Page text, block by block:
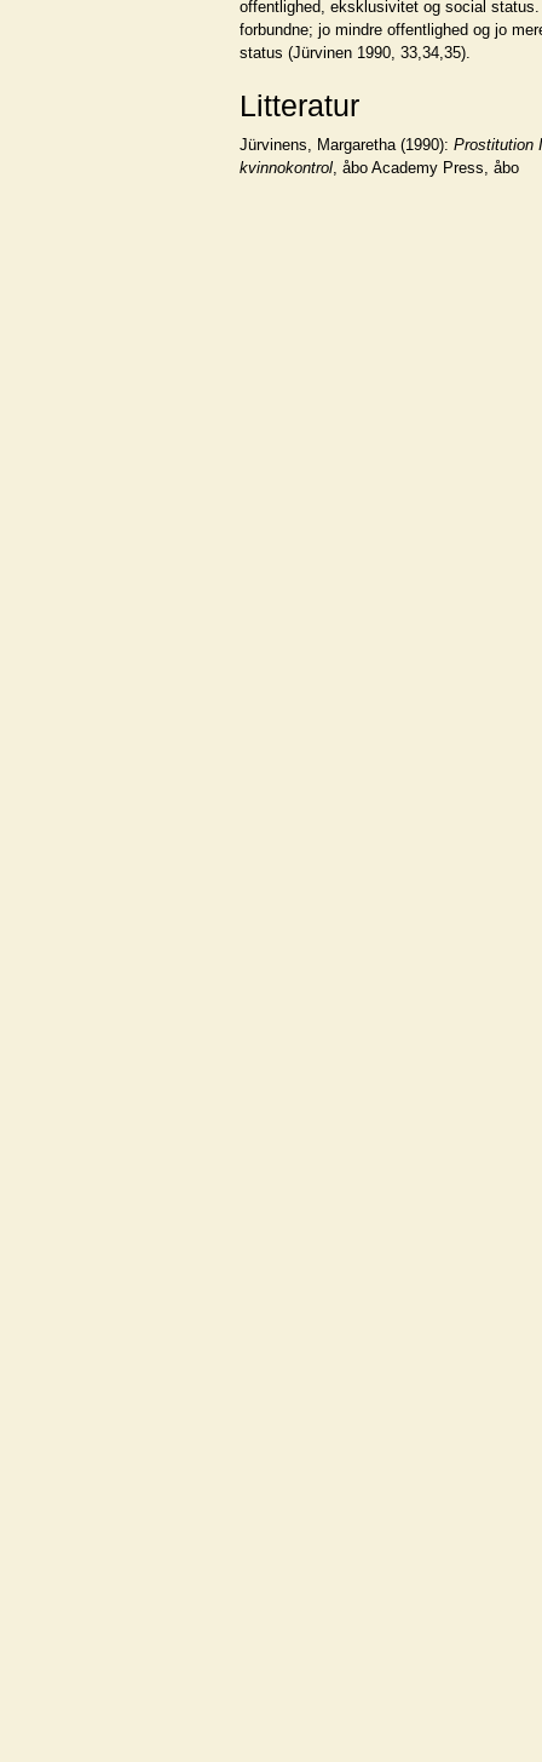
offentlighed, eksklusivitet og social
forbundne; jo mindre offentlighed og jo
status (Jürvinen 1990, 33,34,35).
Litteratur
Jürvinens, Margaretha (1990): Prostitution
kvinnokontrol, åbo Academy Press, åbo